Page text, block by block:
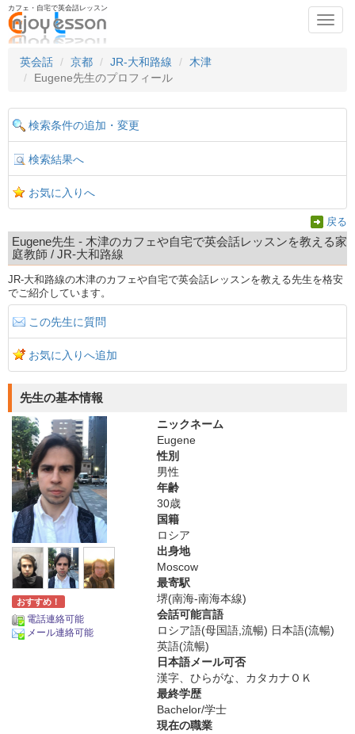
カフェ・自宅で英会話レッスン
英会話
京都 JR-大和路線
木津
Eugene先生のプロフィール
検索条件の追加・変更
検索結果へ
お気に入りへ
戻る
Eugene先生 - 木津のカフェや自宅で英会話レッスンを教える家
庭教師 / JR-大和路線
JR-大和路線の木津のカフェや自宅で英会話レッスンを教える先生を格安
でご紹介しています。
この先生に質問
お気に入りへ追加
先生の基本情報
おすすめ！
電話連絡可能
メール連絡可能
ニックネーム
Eugene
性別
男性
年齢
30歳
国籍
ロシア
出身地
Moscow
最寄駅
堺(南海-南海本線)
会話可能言語
ロシア語(母国語,流暢) 日本語(流暢)
英語(流暢)
日本語メール可否
漢字、ひらがな、カタカナＯＫ
最終学歴
Bachelor/学士
現在の職業